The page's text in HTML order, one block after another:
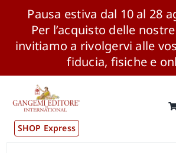
Pausa estiva dal 10 al 28
Per l’acquisto delle
invitiamo a rivolgervi alle
fiducia, fisiche e
contenuto
SHOP Express
Pubblicazioni